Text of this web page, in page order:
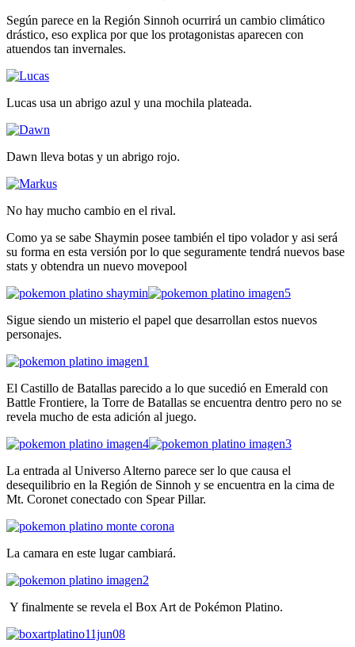
Según parece en la Región Sinnoh ocurrirá un cambio climático
drástico, eso explica por que los protagonistas aparecen con
atuendos tan invernales.
Lucas usa un abrigo azul y una mochila plateada.
Dawn lleva botas y un abrigo rojo.
No hay mucho cambio en el rival.
Como ya se sabe Shaymin posee también el tipo volador y asi será
su forma en esta versión por lo que seguramente tendrá nuevos base
stats y obtendra un nuevo movepool
Sigue siendo un misterio el papel que desarrollan estos nuevos
personajes.
El Castillo de Batallas parecido a lo que sucedió en Emerald con
Battle Frontiere, la Torre de Batallas se encuentra dentro pero no se
revela mucho de esta adición al juego.
La entrada al Universo Alterno parece ser lo que causa el
desequilibrio en la Región de Sinnoh y se encuentra en la cima de
Mt. Coronet conectado con Spear Pillar.
La camara en este lugar cambiará.
Y finalmente se revela el Box Art de Pokémon Platino.